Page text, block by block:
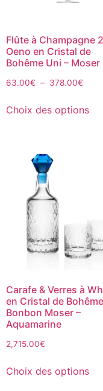
Flûte à Champagne
Oeno en Cristal de
Bohême Uni – Moser
63.00€ – 378.00€
Choix des options
Carafe & Verres à
en Cristal de
Bonbon Moser –
Aquamarine
2,715.00€
Choix des options